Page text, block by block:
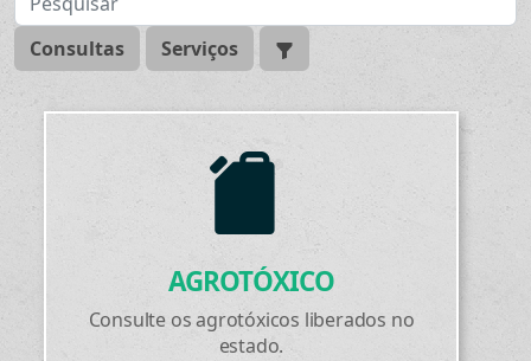
Consultas Serviços
AGROTÓXICO
Consulte os agrotóxicos liberados no
estado.